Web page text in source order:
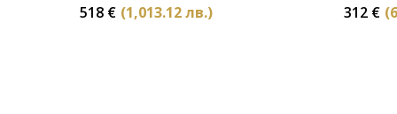
518 € (1,013.12 лв.) 312 €